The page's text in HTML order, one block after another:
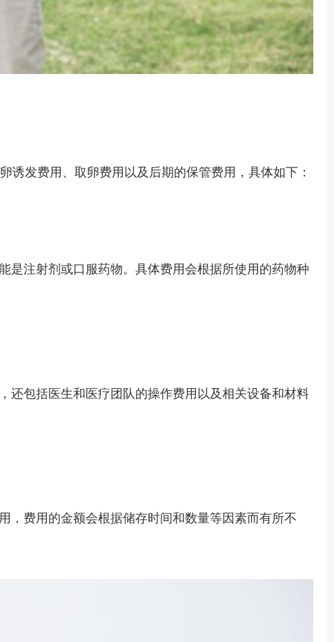
发费用、取卵费用以及后期的保管费用，具体如下：
是注射剂或口服药物。具体费用会根据所使用的药物种
还包括医生和医疗团队的操作费用以及相关设备和材料
，费用的金额会根据储存时间和数量等因素而有所不